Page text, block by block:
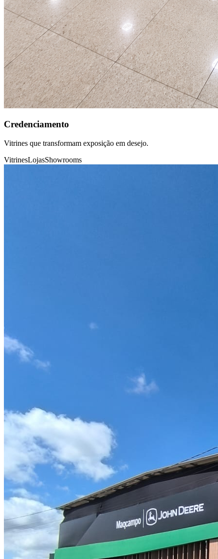
Credenciamento
Vitrines que transformam exposição em desejo.
VitrinesLojasShowrooms